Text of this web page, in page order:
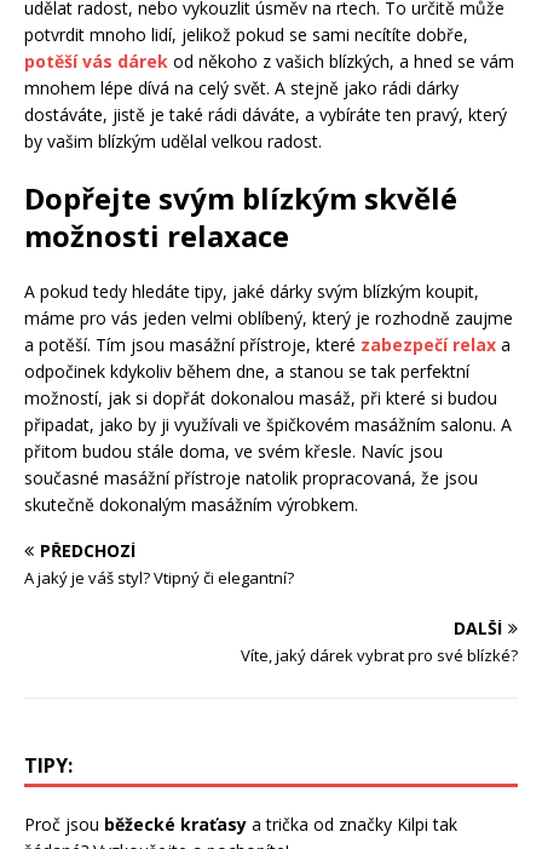
udělat radost, nebo vykouzlit úsměv na rtech. To určitě může
potvrdit mnoho lidí, jelikož pokud se sami necítíte dobře,
potěší vás dárek od někoho z vašich blízkých, a hned se vám
mnohem lépe dívá na celý svět. A stejně jako rádi dárky
dostáváte, jistě je také rádi dáváte, a vybíráte ten pravý, který
by vašim blízkým udělal velkou radost.
Dopřejte svým blízkým skvělé
možnosti relaxace
A pokud tedy hledáte tipy, jaké dárky svým blízkým koupit,
máme pro vás jeden velmi oblíbený, který je rozhodně zaujme
a potěší. Tím jsou masážní přístroje, které zabezpečí relax a
odpočinek kdykoliv během dne, a stanou se tak perfektní
možností, jak si dopřát dokonalou masáž, při které si budou
připadat, jako by ji využívali ve špičkovém masážním salonu. A
přitom budou stále doma, ve svém křesle. Navíc jsou
současné masážní přístroje natolik propracovaná, že jsou
skutečně dokonalým masážním výrobkem.
PŘEDCHOZÍ
A jaký je váš styl? Vtipný či elegantní?
DALŠÍ
Víte, jaký dárek vybrat pro své blízké?
TIPY:
Proč jsou běžecké kraťasy a trička od značky Kilpi tak